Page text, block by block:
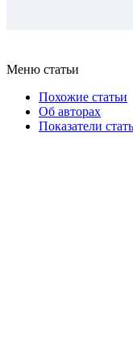
Меню статьи
Похожие статьи
Об авторах
Показатели